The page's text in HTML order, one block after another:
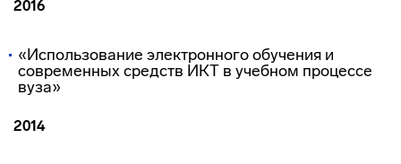
2016
«Использование электронного обучения и
современных средств ИКТ в учебном процессе
вуза»
2014